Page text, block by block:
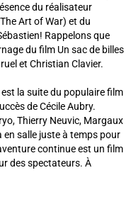
du réalisateur
Art of War) et du
Rappelons que
du film Un sac de billes
et Christian Clavier.
est la suite du populaire film
de Cécile Aubry.
Thierry Neuvic, Margaux
en salle juste à temps pour
continue est un film
des spectateurs. À